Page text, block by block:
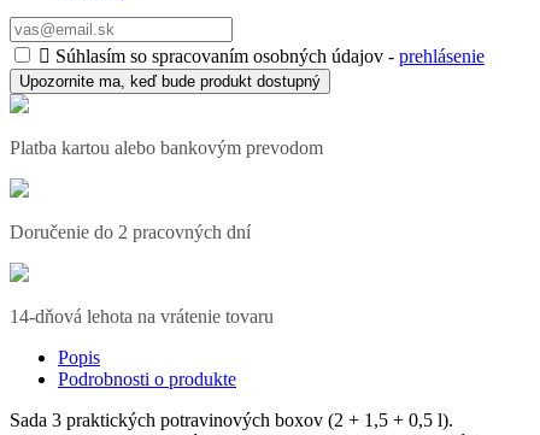
 Súhlasím so spracovaním osobných údajov - prehlásenie
Upozornite ma, keď bude produkt dostupný
Platba kartou alebo bankovým prevodom
Doručenie do 2 pracovných dní
14-dňová lehota na vrátenie tovaru
Popis
Podrobnosti o produkte
Sada 3 praktických potravinových boxov (2 + 1,5 + 0,5 l).